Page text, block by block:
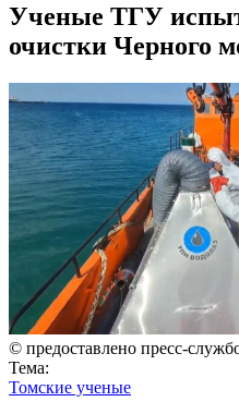
Ученые ТГУ
очистки Черного
© предоставлено пресс-
Тема:
Томские ученые